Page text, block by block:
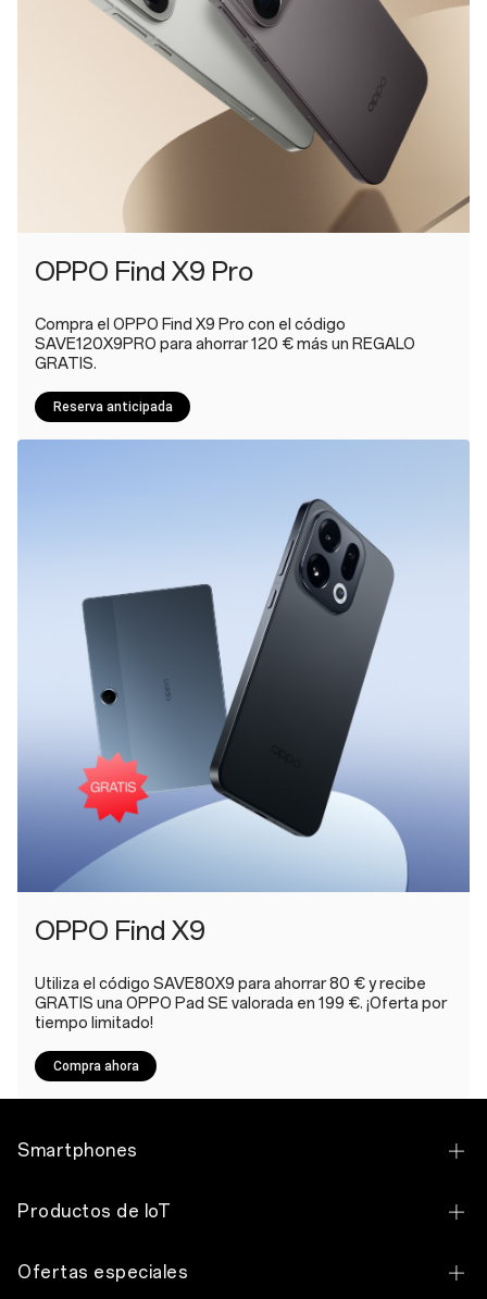
OPPO Find X9 Pro
Compra el OPPO Find X9 Pro con el código
SAVE120X9PRO para ahorrar 120 € más un REGALO
GRATIS.
Reserva anticipada
OPPO Find X9
Utiliza el código SAVE80X9 para ahorrar 80 € y recibe
GRATIS una OPPO Pad SE valorada en 199 €. ¡Oferta por
tiempo limitado!
Compra ahora
Smartphones
OPPO Find X9 Ultra
Productos de IoT
OPPO Pad 5
Ofertas especiales